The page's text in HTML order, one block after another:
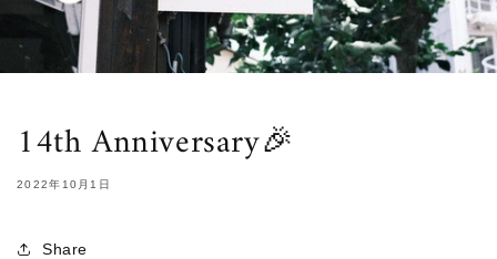
14th Anniversary🎉
2022年10月1日
Share